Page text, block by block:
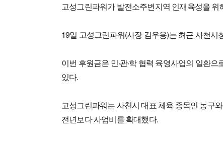
고성그린파워가 발전소주변지역 인재육성을 위
19일 고성그린파워(사장 김우용)는 최근 사천시
이번 후원금은 민·관·학 협력 육영사업의 일환
있다.
고성그린파워는 사천시 대표 체육 종목인 농구
전년보다 사업비를 확대했다.